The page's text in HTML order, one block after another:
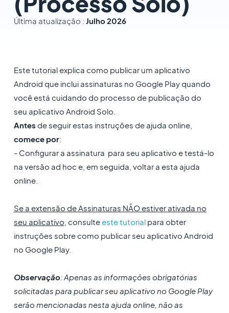
Última atualização : Julho 2026
Este tutorial explica como publicar um aplicativo
Android que inclui assinaturas no Google Play quando
você está cuidando do processo de publicação do
seu aplicativo Android Solo.
Antes de seguir estas instruções de ajuda online,
comece por:
- Configurar a assinatura para seu aplicativo e testá-lo
na versão ad hoc e, em seguida, voltar a esta ajuda
online.
Se a extensão de Assinaturas NÃO estiver ativada no
seu aplicativo , consulteeste tutorialpara obter
instruções sobre como publicar seu aplicativo Android
no Google Play.
Observação: Apenas as informações obrigatórias
solicitadas para publicar seu aplicativo no Google Play
serão mencionadas nesta ajuda online, não as